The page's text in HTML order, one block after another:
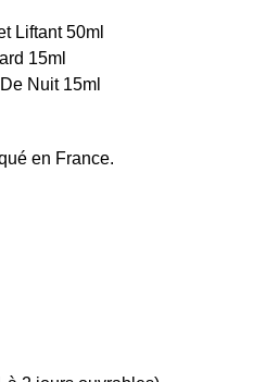
Liftant 50ml
15ml
Nuit 15ml
en France.